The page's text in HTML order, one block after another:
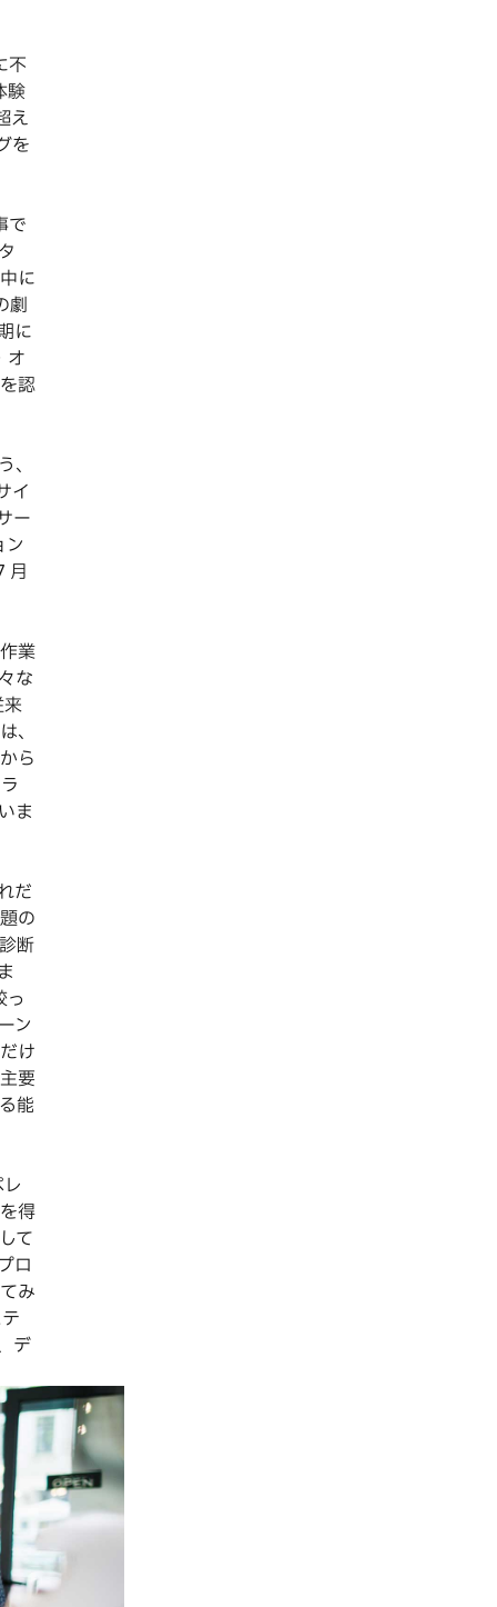
不
験
え
を
で
に
劇
に
オ
認
イ
ー
月
業
な
、
ら
ま
だ
の
断
ン
け
要
能
得
て
ロ
み
デ